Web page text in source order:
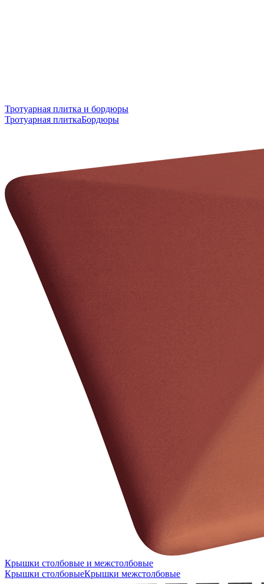
Тротуарная плитка и бордюры
Тротуарная плиткаБордюры
Крышки столбовые и межстолбовые
Крышки столбовыеКрышки межстолбовые